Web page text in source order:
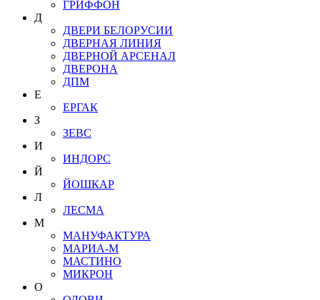
ГРИФФОН
Д
ДВЕРИ БЕЛОРУСИИ
ДВЕРНАЯ ЛИНИЯ
ДВЕРНОЙ АРСЕНАЛ
ДВЕРОНА
ДПМ
Е
ЕРГАК
З
ЗЕВС
И
ИНДОРС
Й
ЙОШКАР
Л
ЛЕСМА
М
МАНУФАКТУРА
МАРИА-М
МАСТИНО
МИКРОН
О